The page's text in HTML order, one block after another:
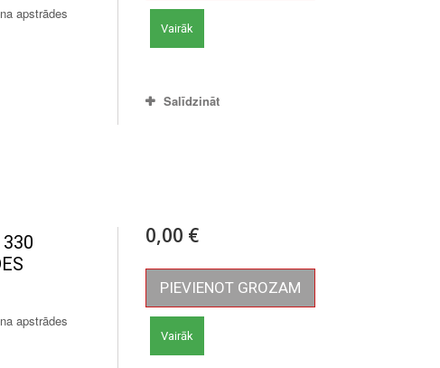
apstrādes
Vairāk
Salīdzināt
apstrādes
0,00 €
PIEVIENOT GROZAM
Vairāk